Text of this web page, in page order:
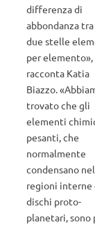
differenza di
abbondanza
due stelle
per elemento»,
racconta Katia
Biazzo.
trovato che gli
elementi
pesanti, che
normalmente
condensano
regioni interne
dischi proto-
planetari, sono